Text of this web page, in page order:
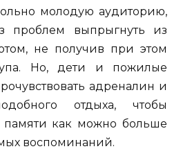
молодую аудиторию,
проблем выпрыгнуть из
не получив при этом
Но, дети и пожилые
адреналин и
отдыха, чтобы
памяти как можно больше
воспоминаний.